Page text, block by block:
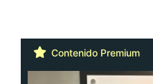
Contenido Premium